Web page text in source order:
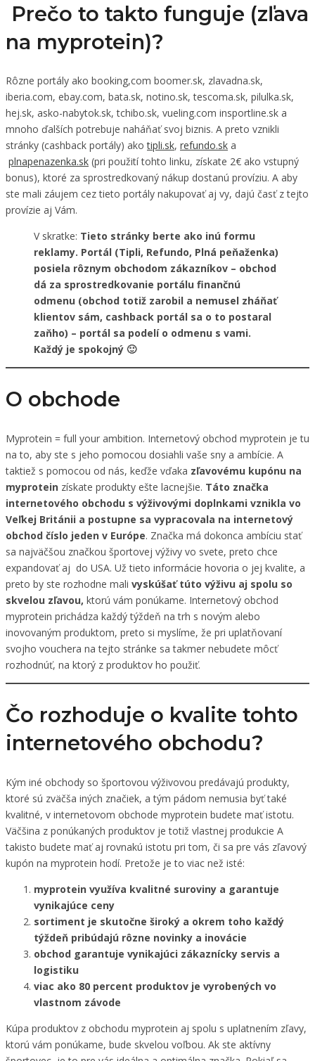
Prečo to takto funguje (zľava
na myprotein)?
Rôzne portály ako booking,com boomer.sk, zlavadna.sk,
iberia.com, ebay.com, bata.sk, notino.sk, tescoma.sk, pilulka.sk,
hej.sk, asko-nabytok.sk, tchibo.sk, vueling.com insportline.sk a
mnoho ďalších potrebuje naháňať svoj biznis. A preto vznikli
stránky (cashback portály) akotipli.sk, refundo.sk a
plnapenazenka.sk (pri použití tohto linku, získate 2€ ako vstupný
bonus), ktoré za sprostredkovaný nákup dostanú províziu. A aby
ste mali záujem cez tieto portály nakupovať aj vy, dajú časť z tejto
provízie aj Vám.
V skratke: Tieto stránky berte ako inú formu
reklamy. Portál (Tipli, Refundo, Plná peňaženka)
posiela rôznym obchodom zákazníkov – obchod
dá za sprostredkovanie portálu finančnú
odmenu (obchod totiž zarobil a nemusel zháňať
klientov sám, cashback portál sa o to postaral
zaňho) – portál sa podelí o odmenu s vami.
Každý je spokojný 🙂
O obchode
Myprotein = full your ambition. Internetový obchod myprotein je tu
na to, aby ste s jeho pomocou dosiahli vaše sny a ambície. A
taktiež s pomocou od nás, keďže vďaka zľavovému kupónu na
myprotein získate produkty ešte lacnejšie. Táto značka
internetového obchodu s výživovými doplnkami vznikla vo
Veľkej Británii a postupne sa vypracovala na internetový
obchod číslo jeden v Európe. Značka má dokonca ambíciu stať
sa najväčšou značkou športovej výživy vo svete, preto chce
expandovať aj do USA. Už tieto informácie hovoria o jej kvalite, a
preto by ste rozhodne mali vyskúšať túto výživu aj spolu so
skvelou zľavou, ktorú vám ponúkame. Internetový obchod
myprotein prichádza každý týždeň na trh s novým alebo
inovovaným produktom, preto si myslíme, že pri uplatňovaní
svojho vouchera na tejto stránke sa takmer nebudete môcť
rozhodnúť, na ktorý z produktov ho použiť.
Čo rozhoduje o kvalite tohto
internetového obchodu?
Kým iné obchody so športovou výživovou predávajú produkty,
ktoré sú zväčša iných značiek, a tým pádom nemusia byť také
kvalitné, v internetovom obchode myprotein budete mať istotu.
Väčšina z ponúkaných produktov je totiž vlastnej produkcie A
takisto budete mať aj rovnakú istotu pri tom, či sa pre vás zľavový
kupón na myprotein hodí. Pretože je to viac než isté:
myprotein využíva kvalitné suroviny a garantuje
vynikajúce ceny
sortiment je skutočne široký a okrem toho každý
týždeň pribúdajú rôzne novinky a inovácie
obchod garantuje vynikajúci zákaznícky servis a
logistiku
viac ako 80 percent produktov je vyrobených vo
vlastnom závode
Kúpa produktov z obchodu myprotein aj spolu s uplatnením zľavy,
ktorú vám ponúkame, bude skvelou voľbou. Ak ste aktívny